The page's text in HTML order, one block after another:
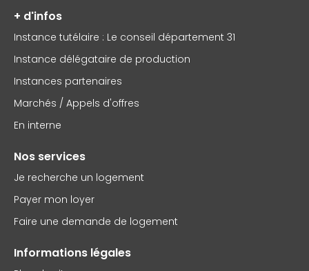
+ d'infos
Instance tutélaire : Le conseil département 31
Instance délégataire de production
Instances partenaires
Marchés / Appels d'offres
En interne
Nos services
Je recherche un logement
Payer mon loyer
Faire une demande de logement
Informations légales